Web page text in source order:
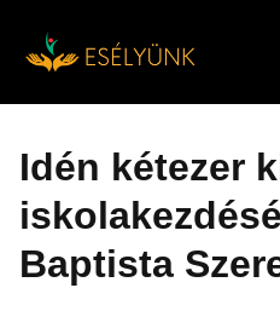
tartalomra
Idén kétezer
Baptista